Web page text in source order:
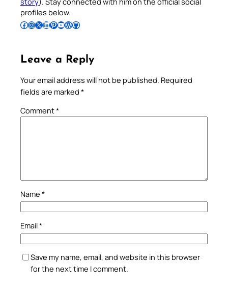
profiles below.
Follow Pradeep on Facebook Follow Pradeep on InstagramFollow Pradeep on X Follow Pradeep on LinkedIn Follow Pradeep on Pinterest Subscribe to Pradeep’s Youtube Channel Follow Pradeep on WordPress Follow Pradeep on GitHub
Leave a Reply
Your email address will not be published. Required
fields are marked *
Comment*
Name *
Email*
Save my name, email, and website in this browser
for the next time I comment.